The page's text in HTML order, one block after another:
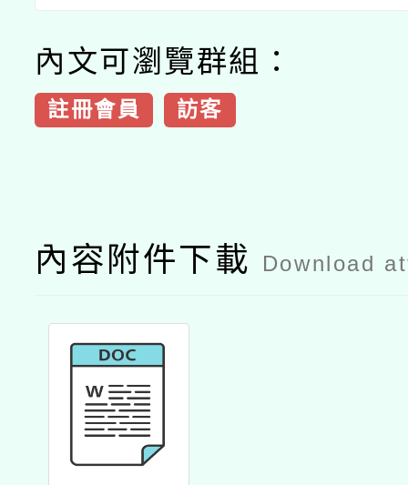
內文可瀏覽群組：
註冊會員 訪客
內容附件下載 Download